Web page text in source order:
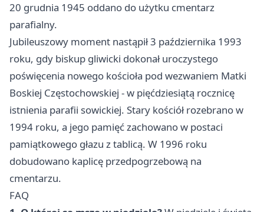
20 grudnia 1945 oddano do użytku cmentarz
parafialny.
Jubileuszowy moment nastąpił 3 października 1993
roku, gdy biskup gliwicki dokonał uroczystego
poświęcenia nowego kościoła pod wezwaniem Matki
Boskiej Częstochowskiej - w pięćdziesiątą rocznicę
istnienia parafii sowickiej. Stary kościół rozebrano w
1994 roku, a jego pamięć zachowano w postaci
pamiątkowego głazu z tablicą. W 1996 roku
dobudowano kaplicę przedpogrzebową na
cmentarzu.
FAQ